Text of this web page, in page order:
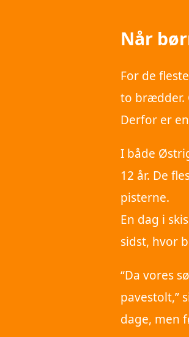
Når
For de
to brædder.
Derfor er en
I både
12 år. De
pisterne.
En dag i
sidst, hvor
“Da vores
pavestolt,”
dage, men